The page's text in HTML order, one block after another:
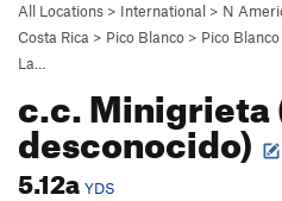
All Locations > International > N
Costa Rica > Pico Blanco > Pico
La…
c.c. Minigrieta
desconocido)
5.12a YDS